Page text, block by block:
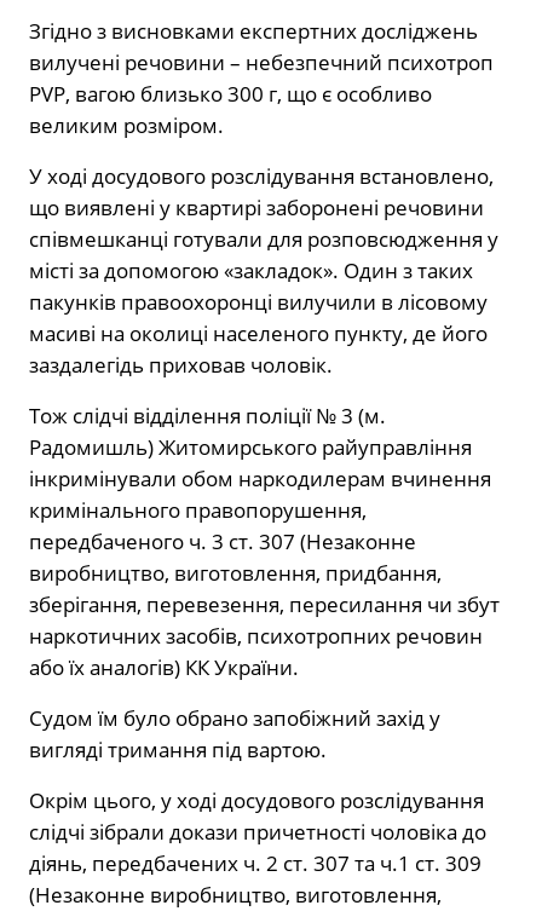
Згідно з висновками експертних досліджень
вилучені речовини – небезпечний психотроп
PVP, вагою близько 300 г, що є особливо
великим розміром.
У ході досудового розслідування встановлено,
що виявлені у квартирі заборонені речовини
співмешканці готували для розповсюдження у
місті за допомогою «закладок». Один з таких
пакунків правоохоронці вилучили в лісовому
масиві на околиці населеного пункту, де його
заздалегідь приховав чоловік.
Тож слідчі відділення поліції № 3 (м.
Радомишль) Житомирського райуправління
інкримінували обом наркодилерам вчинення
кримінального правопорушення,
передбаченого ч. 3 ст. 307 (Незаконне
виробництво, виготовлення, придбання,
зберігання, перевезення, пересилання чи збут
наркотичних засобів, психотропних речовин
або їх аналогів) КК України.
Судом їм було обрано запобіжний захід у
вигляді тримання під вартою.
Окрім цього, у ході досудового розслідування
слідчі зібрали докази причетності чоловіка до
діянь, передбачених ч. 2 ст. 307 та ч.1 ст. 309
(Незаконне виробництво, виготовлення,